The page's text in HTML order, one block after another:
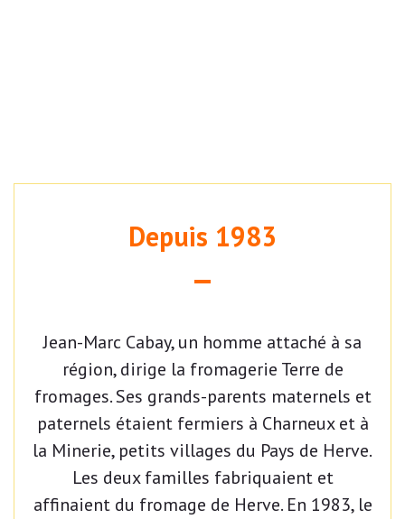
Depuis 1983
Jean-Marc Cabay, un homme attaché à sa
région, dirige la fromagerie Terre de
fromages. Ses grands-parents maternels et
paternels étaient fermiers à Charneux et à
la Minerie, petits villages du Pays de Herve.
Les deux familles fabriquaient et
affinaient du fromage de Herve. En 1983, le